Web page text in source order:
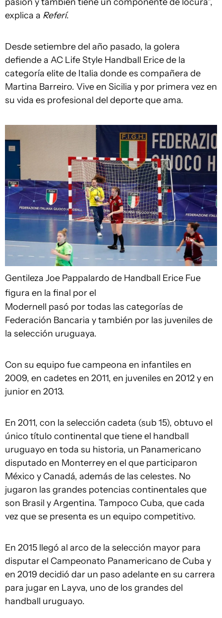
explica a Referí.
Desde setiembre del año pasado, la golera
defiende a AC Life Style Handball Erice de la
categoría elite de Italia donde es compañera de
Martina Barreiro. Vive en Sicilia y por primera vez en
su vida es profesional del deporte que ama.
Gentileza Joe Pappalardo de Handball Erice Fue
figura en la final por el
Modernell pasó por todas las categorías de
Federación Bancaria y también por las juveniles de
la selección uruguaya.
Con su equipo fue campeona en infantiles en
2009, en cadetes en 2011, en juveniles en 2012 y en
junior en 2013.
En 2011, con la selección cadeta (sub 15), obtuvo el
único título continental que tiene el handball
uruguayo en toda su historia, un Panamericano
disputado en Monterrey en el que participaron
México y Canadá, además de las celestes. No
jugaron las grandes potencias continentales que
son Brasil y Argentina. Tampoco Cuba, que cada
vez que se presenta es un equipo competitivo.
En 2015 llegó al arco de la selección mayor para
disputar el Campeonato Panamericano de Cuba y
en 2019 decidió dar un paso adelante en su carrera
para jugar en Layva, uno de los grandes del
handball uruguayo.